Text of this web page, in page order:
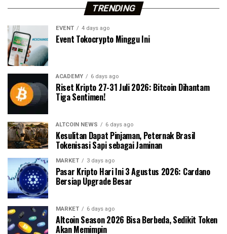
TRENDING
EVENT 4 days ago
Event Tokocrypto Minggu Ini
ACADEMY 6 days ago
Riset Kripto 27-31 Juli 2026: Bitcoin Dihantam
Tiga Sentimen!
ALTCOIN NEWS 6 days ago
Kesulitan Dapat Pinjaman, Peternak Brasil
Tokenisasi Sapi sebagai Jaminan
MARKET 3 days ago
Pasar Kripto Hari Ini 3 Agustus 2026: Cardano
Bersiap Upgrade Besar
MARKET 6 days ago
Altcoin Season 2026 Bisa Berbeda, Sedikit Token
Akan Memimpin